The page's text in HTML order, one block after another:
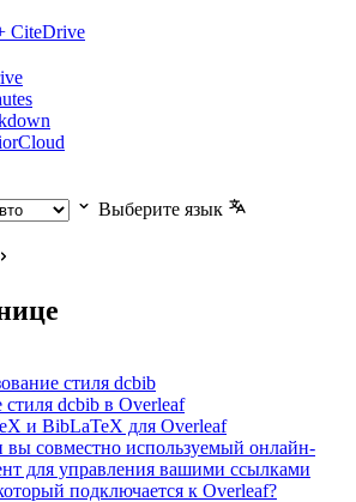
CiteDrive
Выберите язык
стиля dcbib
dcbib в Overleaf
и BibLaTeX для Overleaf
совместно используемый онлайн-
для управления вашими ссылками
подключается к Overleaf?